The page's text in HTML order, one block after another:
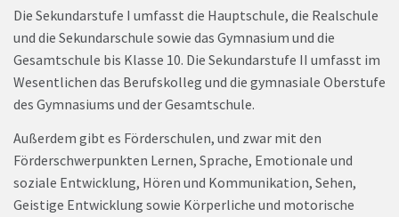
Die Sekundarstufe I umfasst die Hauptschule, die Realschule
und die Sekundarschule sowie das Gymnasium und die
Gesamtschule bis Klasse 10. Die Sekundarstufe II umfasst im
Wesentlichen das Berufskolleg und die gymnasiale Oberstufe
des Gymnasiums und der Gesamtschule.
Außerdem gibt es Förderschulen, und zwar mit den
Förderschwerpunkten Lernen, Sprache, Emotionale und
soziale Entwicklung, Hören und Kommunikation, Sehen,
Geistige Entwicklung sowie Körperliche und motorische